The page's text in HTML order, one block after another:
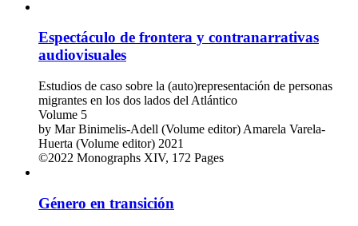
Espectáculo de frontera y contranarrativas
audiovisuales
Estudios de caso sobre la (auto)representación de personas
migrantes en los dos lados del Atlántico
Volume 5
by Mar Binimelis-Adell (Volume editor) Amarela Varela-
Huerta (Volume editor) 2021
©2022 Monographs XIV, 172 Pages
Género en transición